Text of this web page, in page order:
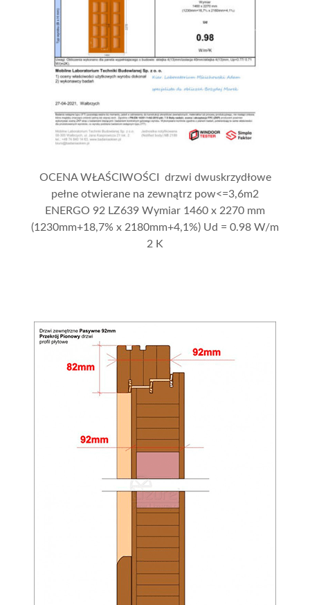
OCENA WŁAŚCIWOŚCI drzwi dwuskrzydłowe
pełne otwierane na zewnątrz pow<=3,6m2
ENERGO 92 LZ639 Wymiar 1460 x 2270 mm
(1230mm+18,7% x 2180mm+4,1%) Ud = 0.98 W/m
2 K